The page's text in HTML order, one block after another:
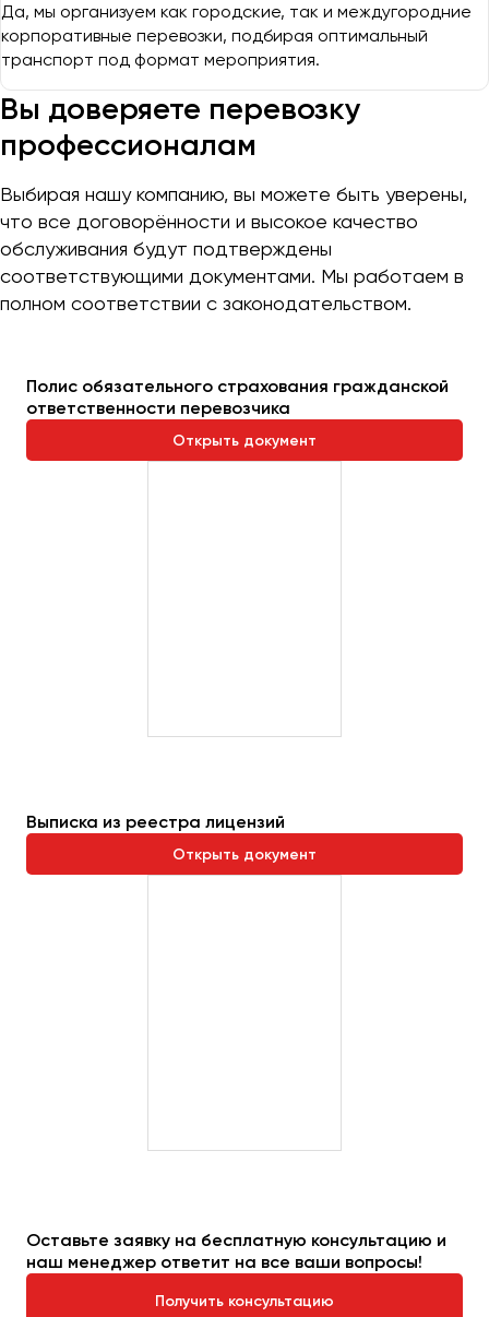
Да, мы организуем как городские, так и междугородние
корпоративные перевозки, подбирая оптимальный
транспорт под формат мероприятия.
Вы доверяете перевозку
профессионалам
Выбирая нашу компанию, вы можете быть уверены,
что все договорённости и высокое качество
обслуживания будут подтверждены
соответствующими документами. Мы работаем в
полном соответствии с законодательством.
Полис обязательного страхования гражданской
ответственности перевозчика
Открыть документ
Выписка из реестра лицензий
Открыть документ
Оставьте заявку на бесплатную консультацию и
наш менеджер ответит на все ваши вопросы!
Получить консультацию